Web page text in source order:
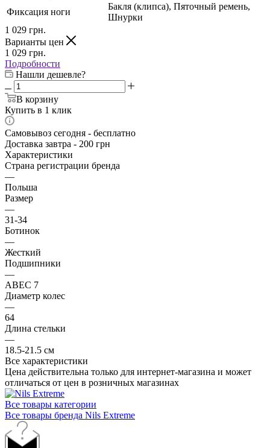
Фиксация ноги
Бакля (клипса), Пяточный ремень,
Шнурки
1 029 грн.
Варианты цен
1 029 грн.
Подробности
Нашли дешевле?
В корзину
Купить в 1 клик
Самовывоз сегодня - бесплатно
Доставка завтра - 200 грн
Характеристики
Страна регистрации бренда
—
Польша
Размер
—
31-34
Ботинок
—
Жесткий
Подшипники
—
ABEC 7
Диаметр колес
—
64
Длина стельки
—
18.5-21.5 см
Все характеристики
Цена действительна только для интернет-магазина и может
отличаться от цен в розничных магазинах
Все товары категории
Все товары бренда Nils Extreme